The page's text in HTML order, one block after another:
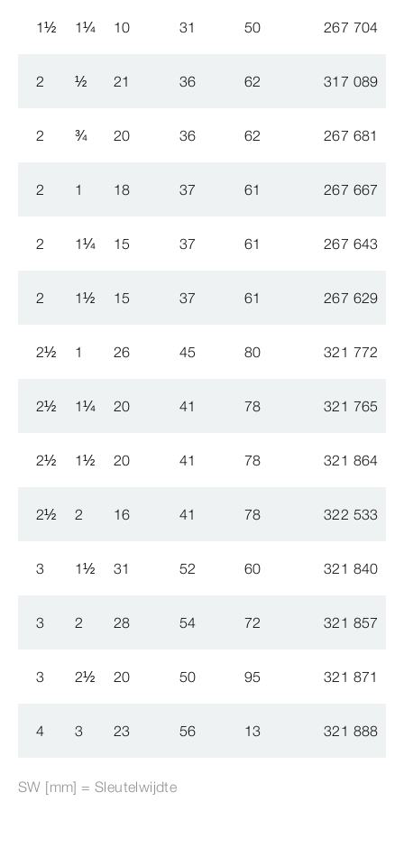
1½ 1¼ 10 31 50 267 704
2 ½ 21 36 62 317 089
2 ¾ 20 36 62 267 681
2 1 18 37 61 267 667
2 1¼ 15 37 61 267 643
2 1½ 15 37 61 267 629
2½ 1 26 45 80 321 772
2½ 1¼ 20 41 78 321 765
2½ 1½ 20 41 78 321 864
2½ 2 16 41 78 322 533
3 1½ 31 52 60 321 840
3 2 28 54 72 321 857
3 2½ 20 50 95 321 871
4 3 23 56 13 321 888
SW [mm] = Sleutelwijdte